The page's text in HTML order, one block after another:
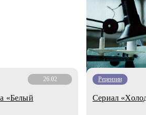
26.02
«Белый
Рецензии
Сериал